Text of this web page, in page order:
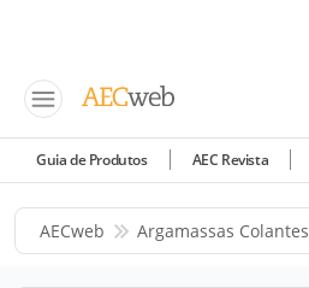
Guia de Produtos AEC Revista
AECweb Argamassas Colantes